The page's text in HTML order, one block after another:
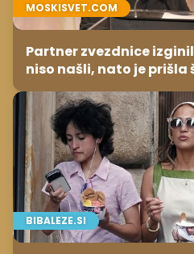
MOSKISVET.COM
Partner zvezdnice
niso našli, nato je prišla
BIBALEZE.SI